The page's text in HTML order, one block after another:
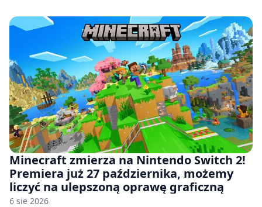
Minecraft zmierza na Nintendo Switch 2!
Premiera już 27 października, możemy
liczyć na ulepszoną oprawę graficzną
6 sie 2026